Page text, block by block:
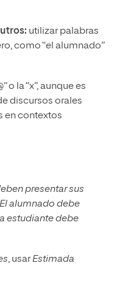
utilizar palabras
como “el alumnado”
o la “x”, aunque es
discursos orales
en contextos
presentar sus
El alumnado debe
estudiante debe
, usarEstimada